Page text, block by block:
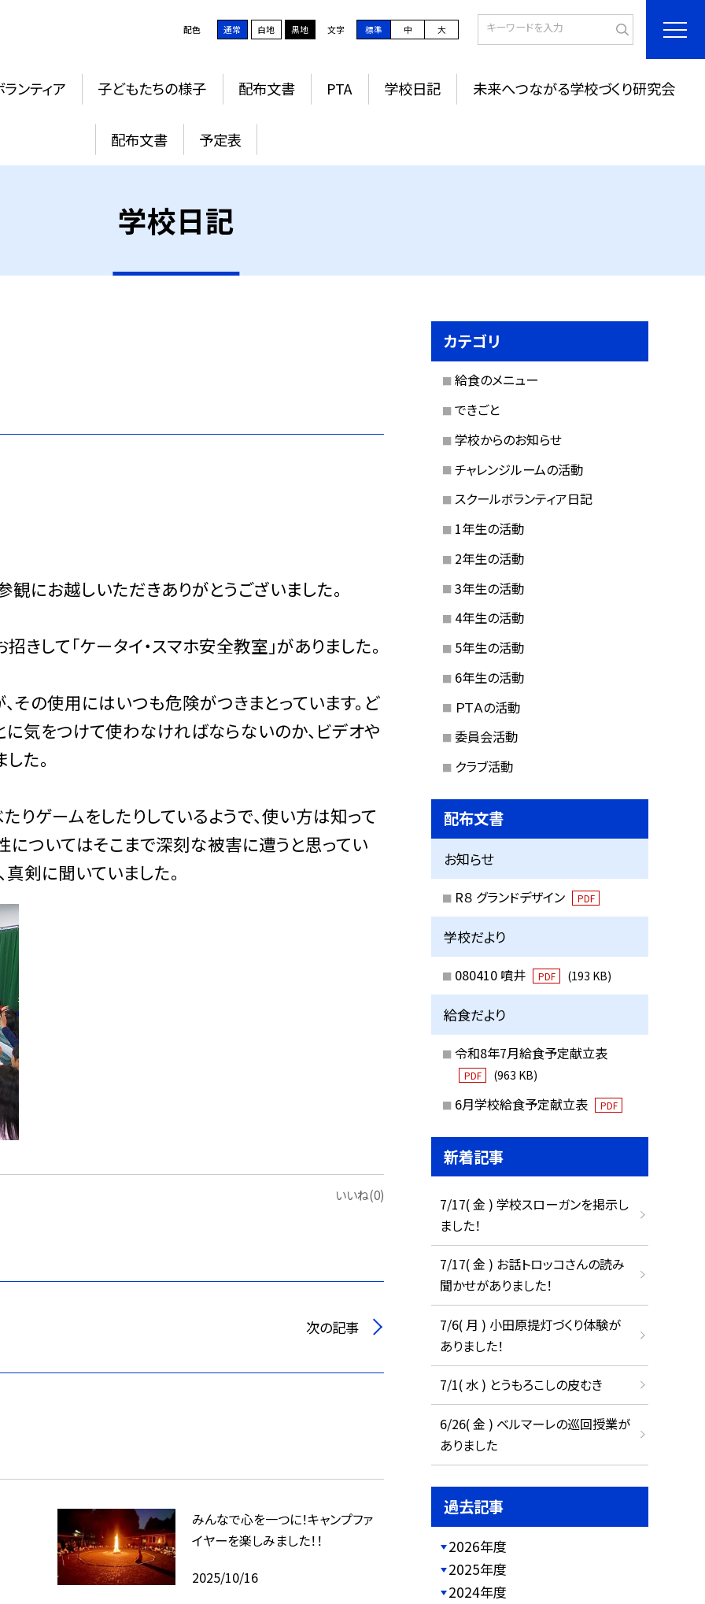
配色 通常 白地 黒地 文字 標準 中 大
ンティア 子どもたちの様子 配布文書 PTA 学校日記 未来へつながる学校づくり研究会
配布文書 予定表
学校日記
観にお越しいただきありがとうございました。
きして「ケータイ・スマホ安全教室」がありました。
その使用にはいつも危険がつきまとっています。ど
気をつけて使わなければならないのか、ビデオや
た。
りゲームをしたりしているようで、使い方は知って
についてはそこまで深刻な被害に遭うと思ってい
真剣に聞いていました。
いいね(0)
次の記事
みんなで心を一つに！キャンプファ
イヤーを楽しみました！！
2025/10/16
カテゴリ
給食のメニュー
できごと
学校からのお知らせ
チャレンジルームの活動
スクールボランティア日記
1年生の活動
2年生の活動
3年生の活動
4年生の活動
5年生の活動
6年生の活動
ＰＴＡの活動
委員会活動
クラブ活動
配布文書
お知らせ
R８ グランドデザイン PDF
学校だより
080410 噴井 PDF (193 KB)
給食だより
令和8年7月給食予定献立表
PDF (963 KB)
6月学校給食予定献立表 PDF
新着記事
7/17( 金 ) 学校スローガンを掲示し
ました！
7/17( 金 ) お話トロッコさんの読み
聞かせがありました！
7/6( 月 ) 小田原提灯づくり体験が
ありました！
7/1( 水 ) とうもろこしの皮むき
6/26( 金 ) ベルマーレの巡回授業が
ありました
過去記事
2026年度
2025年度
2024年度